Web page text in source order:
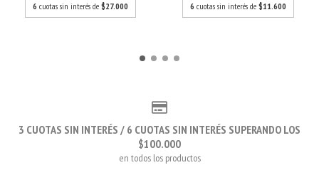
6 cuotas sin interés de$27.000 6 cuotas sin interés de$11.600
3 CUOTAS SIN INTERÉS / 6 CUOTAS SIN INTERÉS SUPERANDO LOS
$100.000
en todos los productos